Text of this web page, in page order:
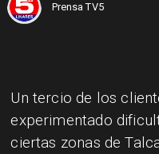
Prensa TV5
Un tercio de los
experimentado
ciertas zonas de